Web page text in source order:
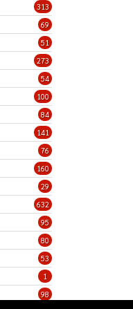
313
69
51
273
54
100
84
141
76
160
29
632
95
80
53
1
98